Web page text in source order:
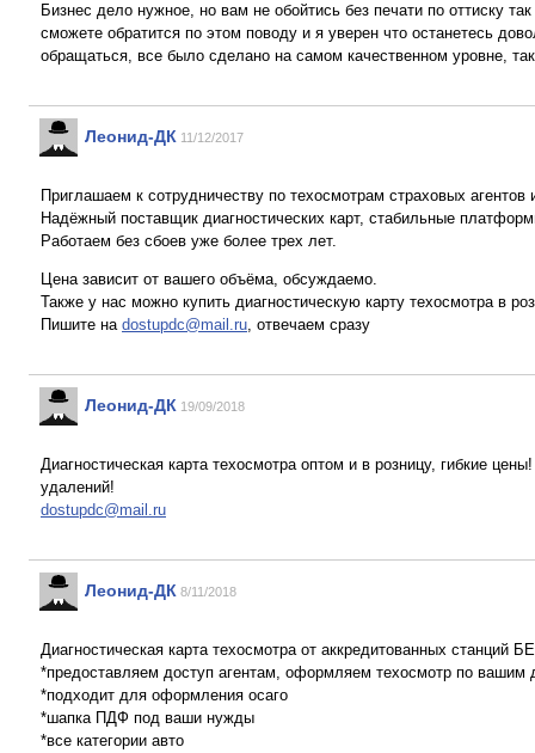
Бизнес дело нужное, но вам не обойтись без печати по оттиску
сможете обратится по этом поводу и я уверен что останетесь
обращаться, все было сделано на самом качественном уровне,
Леонид-ДК 11/12/2017
Приглашаем к сотрудничеству по техосмотрам страховых агентов
Надёжный поставщик диагностических карт, стабильные
Работаем без сбоев уже более трех лет.
Цена зависит от вашего объёма, обсуждаемо.
Также у нас можно купить диагностическую карту техосмотра в
Пишите на dostupdc@mail.ru, отвечаем сразу
Леонид-ДК 19/09/2018
Диагностическая карта техосмотра оптом и в розницу, гибкие
удалений!
dostupdc@mail.ru
Леонид-ДК 8/11/2018
Диагностическая карта техосмотра от аккредитованных
*предоставляем доступ агентам, оформляем техосмотр по вашим
*подходит для оформления осаго
*шапка ПДФ под ваши нужды
*все категории авто